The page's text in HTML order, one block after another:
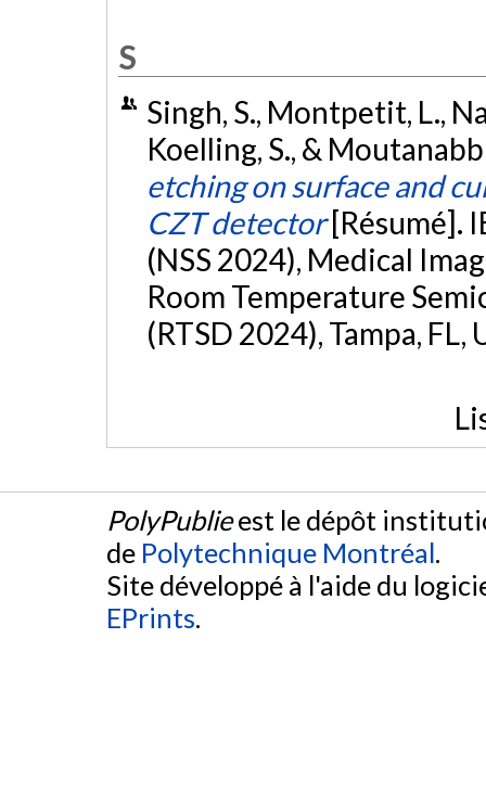
S
Singh, S., Montpetit, L.,
Koelling, S., &
etching on surface and
CZT detector [Résumé].
(NSS 2024), Medical
Room Temperature
(RTSD 2024), Tampa, FL,
PolyPublieest le dépôt
de Polytechnique Montréal.
Site développé à l'aide du
EPrints.